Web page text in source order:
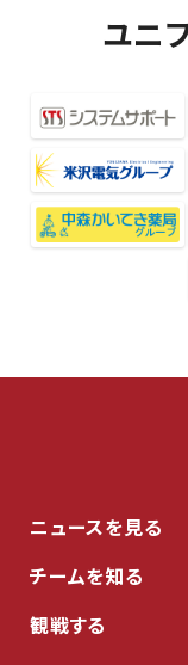
ユニ
ニュースを見る
チームを知る
観戦する